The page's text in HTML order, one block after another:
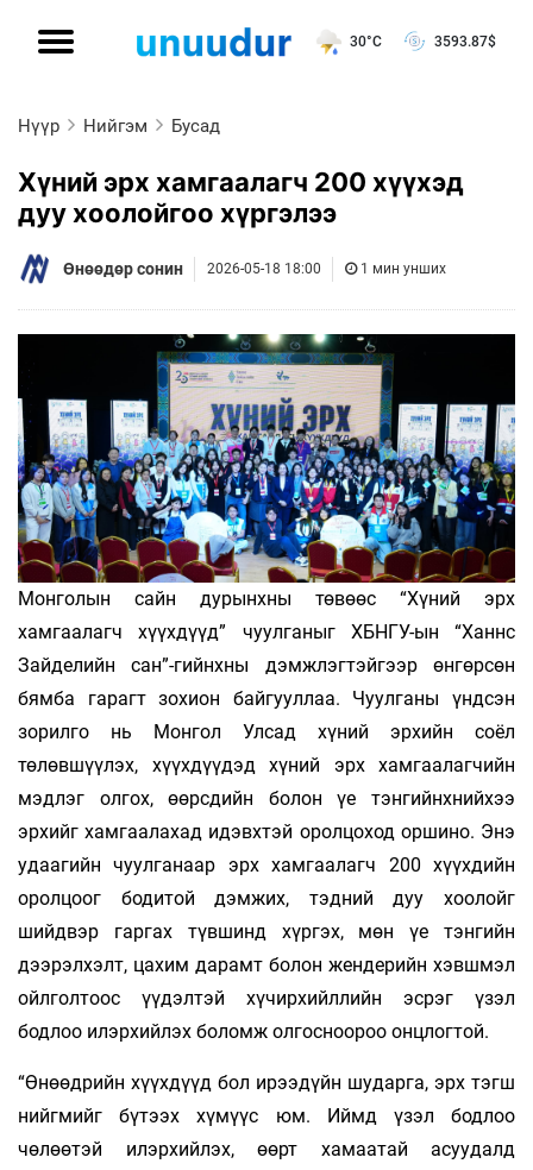
30°C 3593.87$
Нүүр Нийгэм Бусад
Хүний эрх хамгаалагч 200 хүүхэд
дуу хоолойгоо хүргэлээ
Өнөөдөр сонин 2026-05-18 18:00 1 мин унших
Монголын сайн дурынхны төвөөс “Хүний эрх
хамгаалагч хүүхдүүд” чуулганыг ХБНГУ-ын “Ханнс
Зайделийн сан”-гийнхны дэмжлэгтэйгээр өнгөрсөн
бямба гарагт зохион байгууллаа. Чуулганы үндсэн
зорилго нь Монгол Улсад хүний эрхийн соёл
төлөвшүүлэх, хүүхдүүдэд хүний эрх хамгаалагчийн
мэдлэг олгох, өөрсдийн болон үе тэнгийнхнийхээ
эрхийг хамгаалахад идэвхтэй оролцоход оршино. Энэ
удаагийн чуулганаар эрх хамгаалагч 200 хүүхдийн
оролцоог бодитой дэмжих, тэдний дуу хоолойг
шийдвэр гаргах түвшинд хүргэх, мөн үе тэнгийн
дээрэлхэлт, цахим дарамт болон жендерийн хэвшмэл
ойлголтоос үүдэлтэй хүчирхийллийн эсрэг үзэл
бодлоо илэрхийлэх боломж олгосноороо онцлогтой.
“Өнөөдрийн хүүхдүүд бол ирээдүйн шударга, эрх тэгш
нийгмийг бүтээх хүмүүс юм. Иймд үзэл бодлоо
чөлөөтэй илэрхийлэх, өөрт хамаатай асуудалд